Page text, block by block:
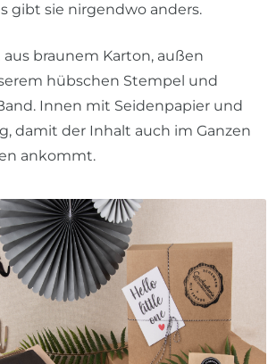
gibt sie nirgendwo anders.
aus braunem Karton, außen
hübschen Stempel und
Innen mit Seidenpapier und
damit der Inhalt auch im Ganzen
ankommt.